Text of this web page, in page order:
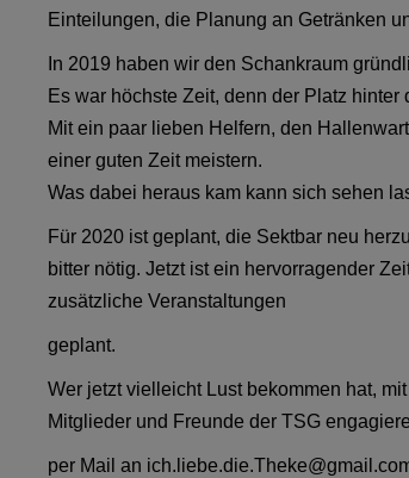
Einteilungen, die Planung an Getränken
In 2019 haben wir den Schankraum
Es war höchste Zeit, denn der Platz hinter
Mit ein paar lieben Helfern, den
einer guten Zeit meistern.
Was dabei heraus kam kann sich sehen
Für 2020 ist geplant, die Sektbar neu
bitter nötig. Jetzt ist ein hervorragender
zusätzliche Veranstaltungen
geplant.
Wer jetzt vielleicht Lust bekommen hat,
Mitglieder und Freunde der TSG
per Mail an